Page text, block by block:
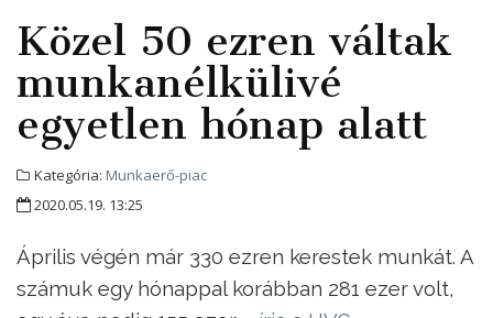
Közel 50 ezren váltak
munkanélkülivé
egyetlen hónap alatt
Kategória: Munkaerő-piac
2020.05.19. 13:25
Április végén már 330 ezren kerestek munkát. A
számuk egy hónappal korábban 281 ezer volt,